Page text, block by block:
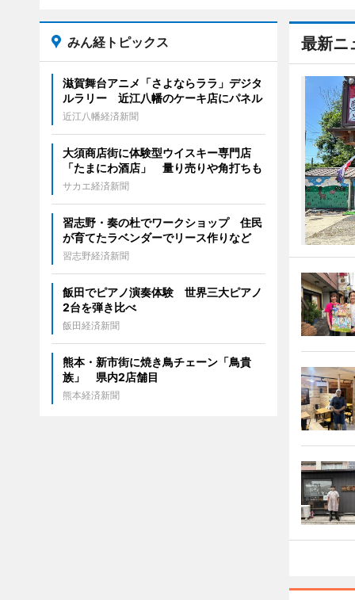
最新ニ
みん経トピックス
滋賀舞台アニメ「さよならララ」デジタ
ルラリー 近江八幡のケーキ店にパネル
近江八幡経済新聞
大須商店街に体験型ウイスキー専門店
「たまにわ酒店」 量り売りや角打ちも
サカエ経済新聞
習志野・奏の杜でワークショップ 住民
が育てたラベンダーでリース作りなど
習志野経済新聞
飯田でピアノ演奏体験 世界三大ピアノ
2台を弾き比べ
飯田経済新聞
熊本・新市街に焼き鳥チェーン「鳥貴
族」 県内2店舗目
熊本経済新聞